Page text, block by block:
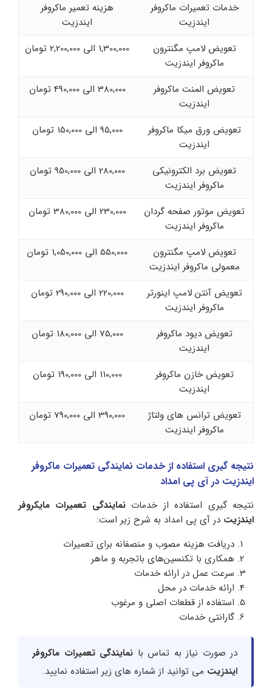
خدمات تعمیرات ماکروفر
ایندزیت
هزینه تعمیر ماکروفر
ایندزیت
تعویض لامپ مگنترون
ماکروفر ایندزیت
1,300,000 الی 2,200,000 تومان
تعویض المنت ماکروفر
ایندزیت
380,000 الی 490,000 تومان
تعویض ورق میکا ماکروفر
ایندزیت
95,000 الی 150,000 تومان
تعویض برد الکترونیکی
ماکروفر ایندزیت
280,000 الی 950,000 تومان
تعویض موتور صفحه گردان
ماکروفر ایندزیت
230,000 الی 380,000 تومان
تعویض لامپ مگنترون
معمولی ماکروفر ایندزیت
550,000 الی 1,050,000 تومان
تعویض آنتن لامپ اینورتر
ماکروفر ایندزیت
220,000 الی 290,000 تومان
تعویض دیود ماکروفر
ایندزیت
75,000 الی 180,000 تومان
تعویض خازن ماکروفر
ایندزیت
110,000 الی 190,000 تومان
تعویض ترانس های ولتاژ
ماکروفر ایندزیت
390,000 الی 790,000 تومان
نتیجه گیری استفاده از خدمات نمایندگی تعمیرات ماکروفر
ایندزیت در آی پی امداد
نتیجه گیری استفاده از خدماتنمایندگی تعمیرات مایکروفر
ایندزیت در آی پی امداد به شرح زیر است:
دریافت هزینه مصوب و منصفانه برای تعمیرات
همکاری با تکنسین‌های باتجربه و ماهر
سرعت عمل در ارائه خدمات
ارائه خدمات در محل
استفاده از قطعات اصلی و مرغوب
گارانتی خدمات
در صورت نیاز به تماس با نمایندگی تعمیرات ماکروفر
ایندزیت می توانید از شماره های زیر استفاده نمایید.